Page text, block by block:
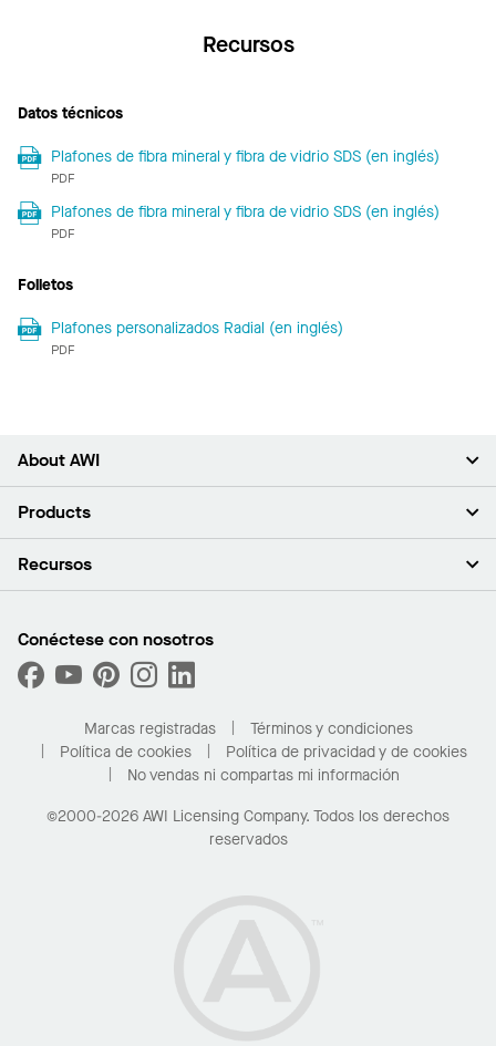
Recursos
Datos técnicos
Plafones de fibra mineral y fibra de vidrio SDS (en inglés)
PDF
Plafones de fibra mineral y fibra de vidrio SDS (en inglés)
PDF
Folletos
Plafones personalizados Radial (en inglés)
PDF
About AWI
Acerca de nosotros
Sala de prensa
¿Cuáles son mis opciones de compra?
Products
Plafones
Capacidades personalizadas
Desempeño
Recursos
Buscar un distribuidor
Solicitar muestras
Compre en línea con Kanopi
Para el hogar
Conéctese con nosotros
Marcas registradas
Términos y condiciones
Política de cookies
Política de privacidad y de cookies
No vendas ni compartas mi información
©2000-2026 AWI Licensing Company. Todos los derechos
reservados